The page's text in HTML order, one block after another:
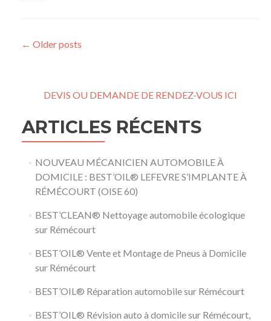
Posts navigation
← Older posts
DEVIS OU DEMANDE DE RENDEZ-VOUS ICI
ARTICLES RÉCENTS
NOUVEAU MÉCANICIEN AUTOMOBILE À
DOMICILE : BEST’OIL® LEFEVRE S’IMPLANTE À
RÉMÉCOURT (OISE 60)
BEST’CLEAN® Nettoyage automobile écologique
sur Rémécourt
BEST’OIL® Vente et Montage de Pneus à Domicile
sur Rémécourt
BEST’OIL® Réparation automobile sur Rémécourt
BEST’OIL® Révision auto à domicile sur Rémécourt,